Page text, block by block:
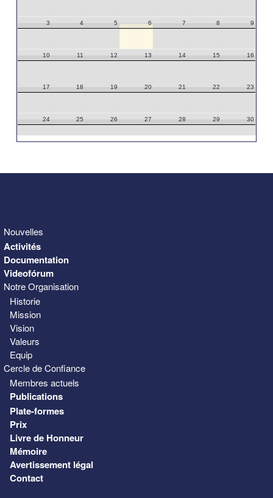
3 4 5 6 7 8 9
10 11 12 13 14 15 16
17 18 19 20 21 22 23
24 25 26 27 28 29 30
Nouvelles
Activités
Documentation
Videofórum
Notre Organisation
Historie
Mission
Vision
Valeurs
Equip
Cercle de Confiance
Membres actuels
Publications
Plate-formes
Prix
Livre de Honneur
Mémoire
Avertissement légal
Contact